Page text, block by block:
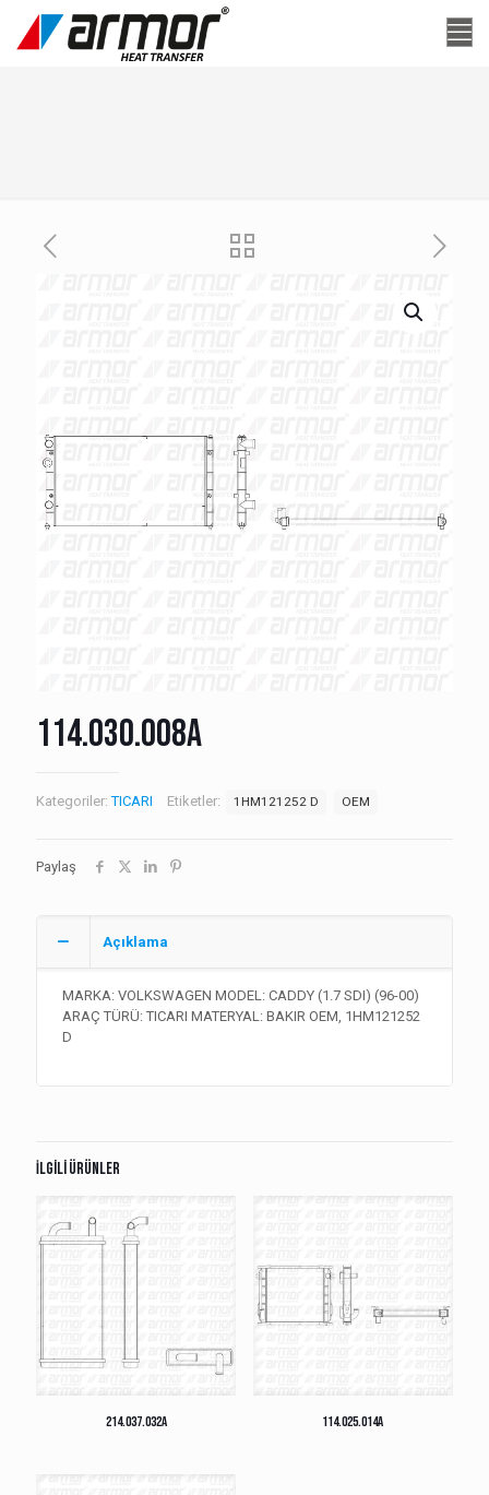
114.030.008A
Kategoriler:TICARI Etiketler: 1HM121252 D OEM
Paylaş
Açıklama
MARKA: VOLKSWAGEN MODEL: CADDY (1.7 SDI) (96-00)
ARAÇ TÜRÜ: TICARI MATERYAL: BAKIR OEM, 1HM121252
D
İlgili ürünler
214.037.032A 114.025.014A